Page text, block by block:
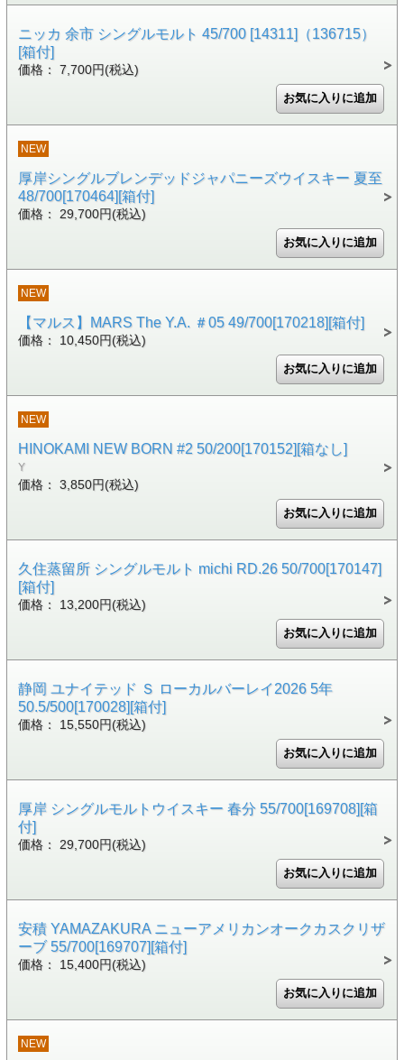
ニッカ 余市 シングルモルト 45/700 [14311]（136715）
[箱付]
価格： 7,700円(税込)
NEW
厚岸シングルブレンデッドジャパニーズウイスキー 夏至
48/700[170464][箱付]
価格： 29,700円(税込)
NEW
【マルス】MARS The Y.A. ＃05 49/700[170218][箱付]
価格： 10,450円(税込)
NEW
HINOKAMI NEW BORN #2 50/200[170152][箱なし]
Y
価格： 3,850円(税込)
久住蒸留所 シングルモルト michi RD.26 50/700[170147]
[箱付]
価格： 13,200円(税込)
静岡 ユナイテッド Ｓ ローカルバーレイ2026 5年
50.5/500[170028][箱付]
価格： 15,550円(税込)
厚岸 シングルモルトウイスキー 春分 55/700[169708][箱
付]
価格： 29,700円(税込)
安積 YAMAZAKURA ニューアメリカンオークカスクリザ
ーブ 55/700[169707][箱付]
価格： 15,400円(税込)
NEW